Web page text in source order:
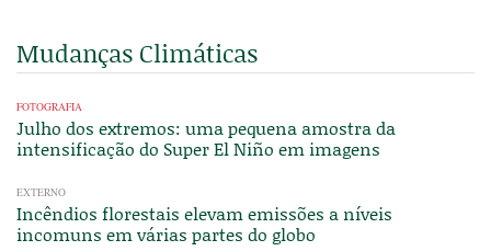
Mudanças Climáticas
FOTOGRAFIA
Julho dos extremos: uma pequena amostra da
intensificação do Super El Niño em imagens
EXTERNO
Incêndios florestais elevam emissões a níveis
incomuns em várias partes do globo